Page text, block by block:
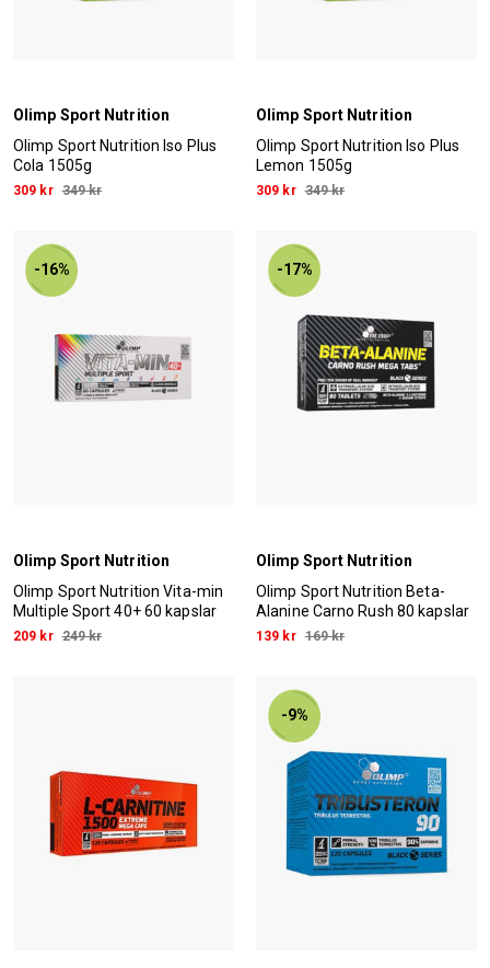
Olimp Sport Nutrition
Olimp Sport Nutrition Iso Plus
Cola 1505g
309 kr 349 kr
Olimp Sport Nutrition
Olimp Sport Nutrition Iso Plus
Lemon 1505g
309 kr 349 kr
-16%
Olimp Sport Nutrition
Olimp Sport Nutrition Vita-min
Multiple Sport 40+ 60 kapslar
209 kr 249 kr
-17%
Olimp Sport Nutrition
Olimp Sport Nutrition Beta-
Alanine Carno Rush 80 kapslar
139 kr 169 kr
-9%